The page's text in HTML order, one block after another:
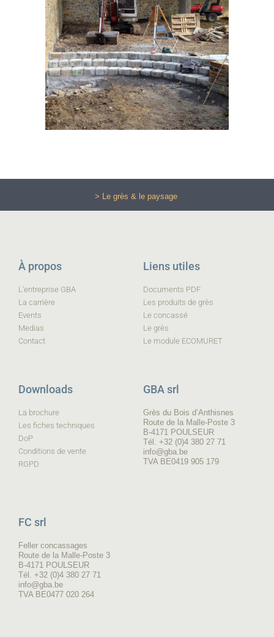
> Le grès & le paysage
À propos
L'entreprise GBA
La carrière
Events
Medias
Contact
Liens utiles
Documents PDF
Les produits de grès
Le concassé
Le grès
Le module ECOMURET
Downloads
La brochure
Les fiches techniques
DoP
Conditions de vente
RGPD
GBA srl
Grès du Bois d’Anthisnes
Route de la Malle-Poste 3
B-4171 POULSEUR
Tél. +32 (0)4 380 27 71
info@gba.be
TVA BE0419 905 179
FC srl
Feller concassages
Route de la Malle-Poste 3
B-4171 POULSEUR
Tél. +32 (0)4 380 27 71
info@gba.be
TVA BE0477 020 264